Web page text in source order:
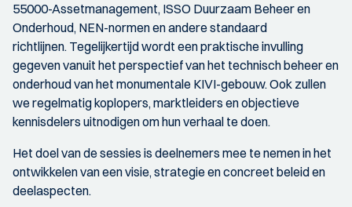
55000-Assetmanagement, ISSO Duurzaam Beheer en
Onderhoud, NEN-normen en andere standaard
richtlijnen. Tegelijkertijd wordt een praktische invulling
gegeven vanuit het perspectief van het technisch beheer en
onderhoud van het monumentale KIVI-gebouw. Ook zullen
we regelmatig koplopers, marktleiders en objectieve
kennisdelers uitnodigen om hun verhaal te doen.
Het doel van de sessies is deelnemers mee te nemen in het
ontwikkelen van een visie, strategie en concreet beleid en
deelaspecten.